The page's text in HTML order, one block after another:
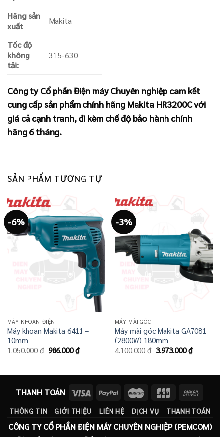
Hãng sản
xuất
Makita
Tốc độ
không
tải:
315-630
Công ty Cổ phần Điện máy Chuyên nghiệp cam kết
cung cấp sản phẩm chính hãng Makita HR3200C với
giá cả cạnh tranh, đi kèm chế độ bảo hành chính
hãng 6 tháng.
SẢN PHẨM TƯƠNG TỰ
-6%
MÁY KHOAN ĐIỆN
Máy khoan Makita 6411 –
10mm
1.050.000₫ Giá
gốc
986.000₫Giá
-3%
MÁY MÀI GÓC
Máy mài góc Makita GA7081
(2800W) 180mm
4.100.000₫ Giá
gốc
3.973.000₫Giá
THANH TOÁN
THÔNG TIN GIỚI THIỆU LIÊN HỆ DỊCH VỤ THANH TOÁN
CÔNG TY CỔ PHẦN ĐIỆN MÁY CHUYÊN NGHIỆP (PEMCOM)